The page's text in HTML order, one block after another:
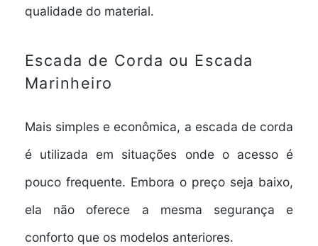
qualidade do material.
Escada de Corda ou Escada
Marinheiro
Mais simples e econômica, a escada de corda
é utilizada em situações onde o acesso é
pouco frequente. Embora o preço seja baixo,
ela não oferece a mesma segurança e
conforto que os modelos anteriores.